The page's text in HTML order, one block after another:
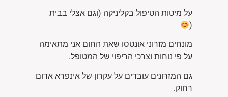
על מיטות הטיפול בקליניקה (וגם אצלי בבית
(
מונחים מזרוני אונטסו שאת החום אני מתאימה
על פי נוחות וצרכי הריפוי של המטופל.
גם המזרונים עובדים על עקרון של אינפרא אדום
רחוק.